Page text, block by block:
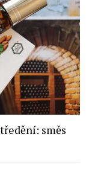
směs